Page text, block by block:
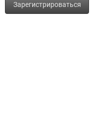
Зарегистрироваться